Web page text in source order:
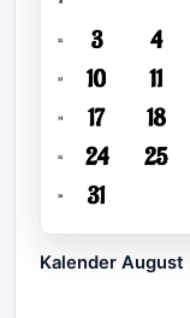
Kalender